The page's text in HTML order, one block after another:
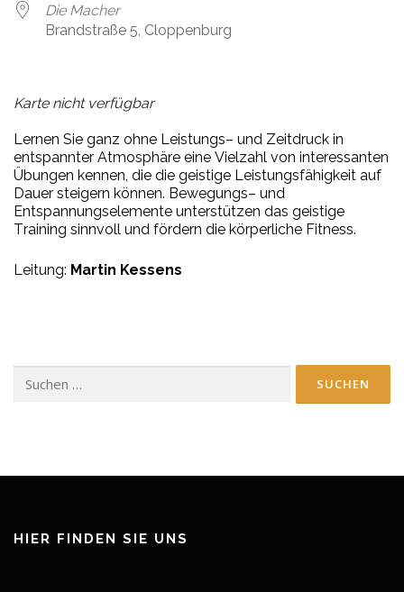
Die Macher
Brandstraße 5, Cloppenburg
Karte nicht verfügbar
Lernen Sie ganz ohne Leistungs– und Zeitdruck in
entspannter Atmosphäre eine Vielzahl von interessanten
Übungen kennen, die die geistige Leistungsfähigkeit auf
Dauer steigern können. Bewegungs– und
Entspannungselemente unterstützen das geistige
Training sinnvoll und fördern die körperliche Fitness.
Leitung: Martin Kessens
nach:
HIER FINDEN SIE UNS